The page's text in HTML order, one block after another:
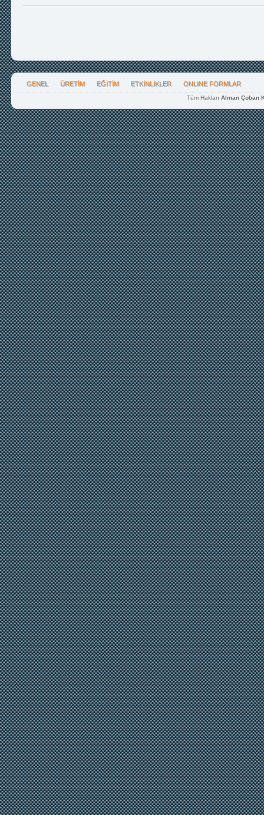
GENEL ÜRETİM EĞİTİM ETKİNLİKLER ONLINE FORMLAR
Tüm HaklarıAlman Çoban